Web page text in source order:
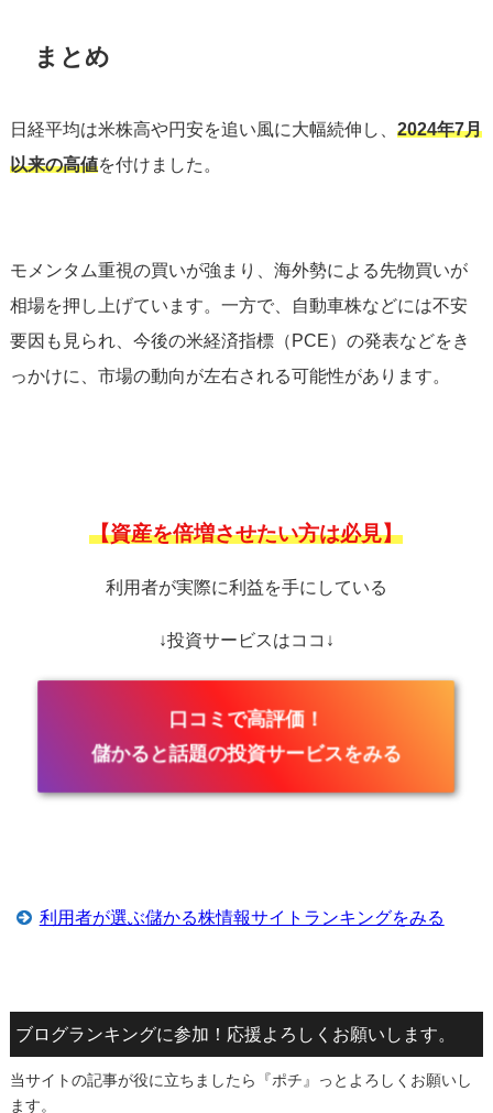
まとめ
日経平均は米株高や円安を追い風に大幅続伸し、 2024年7月
以来の高値を付けました。
モメンタム重視の買いが強まり、海外勢による先物買いが
相場を押し上げています。一方で、自動車株などには不安
要因も見られ、今後の米経済指標（PCE）の発表などをき
っかけに、市場の動向が左右される可能性があります。
【資産を倍増させたい方は必見】
利用者が実際に利益を手にしている
↓投資サービスはココ↓
口コミで高評価！
儲かると話題の投資サービスをみる
利用者が選ぶ儲かる株情報サイトランキングをみる
ブログランキングに参加！応援よろしくお願いします。
当サイトの記事が役に立ちましたら『ポチ』っとよろしくお願いし
ます。